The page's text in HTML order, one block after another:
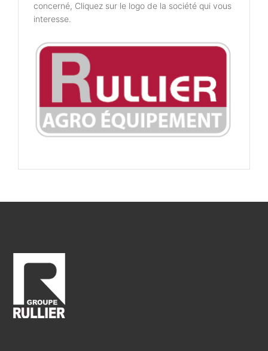
concerné, Cliquez sur le logo de la société qui vous
interesse.